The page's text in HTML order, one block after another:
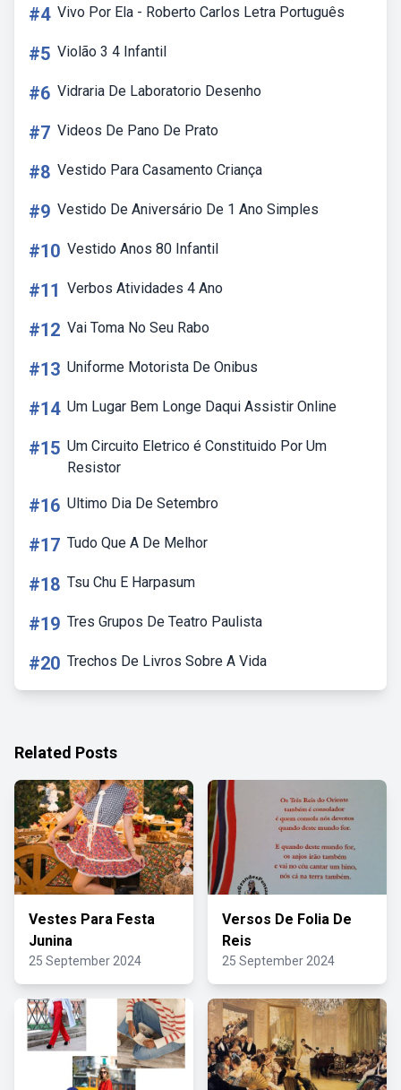
#4 Vivo Por Ela - Roberto Carlos Letra Português
#5 Violão 3 4 Infantil
#6 Vidraria De Laboratorio Desenho
#7 Videos De Pano De Prato
#8 Vestido Para Casamento Criança
#9 Vestido De Aniversário De 1 Ano Simples
#10 Vestido Anos 80 Infantil
#11 Verbos Atividades 4 Ano
#12 Vai Toma No Seu Rabo
#13 Uniforme Motorista De Onibus
#14 Um Lugar Bem Longe Daqui Assistir Online
#15 Um Circuito Eletrico é Constituido Por Um
Resistor
#16 Ultimo Dia De Setembro
#17 Tudo Que A De Melhor
#18 Tsu Chu E Harpasum
#19 Tres Grupos De Teatro Paulista
#20 Trechos De Livros Sobre A Vida
Related Posts
Vestes Para Festa
Junina
25 September 2024
Versos De Folia De
Reis
25 September 2024